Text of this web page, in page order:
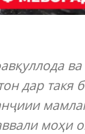
дар такя
моҳи